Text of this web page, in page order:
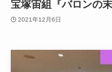
宝塚宙組『バロンの
2021年12月6日